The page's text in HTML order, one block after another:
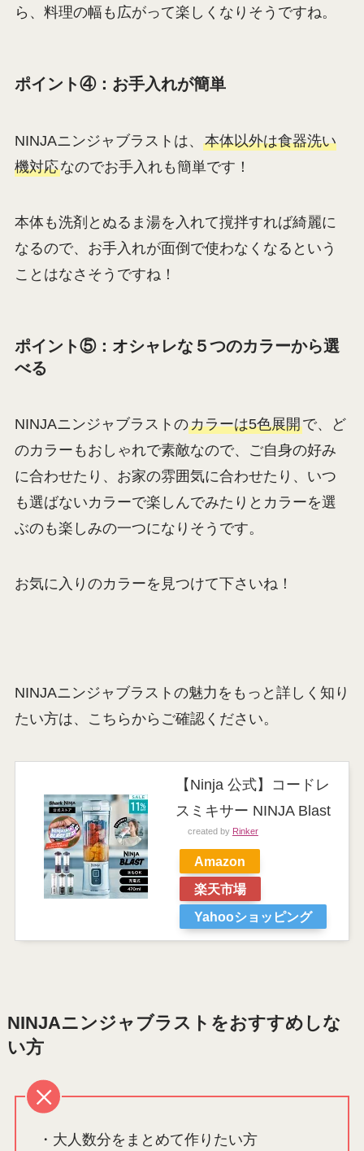
ら、料理の幅も広がって楽しくなりそうですね。
ポイント④：お手入れが簡単
NINJAニンジャブラストは、 本体以外は食器洗い
機対応なのでお手入れも簡単です！
本体も洗剤とぬるま湯を入れて撹拌すれば綺麗に
なるので、お手入れが面倒で使わなくなるという
ことはなさそうですね！
ポイント⑤：オシャレな５つのカラーから選
べる
NINJAニンジャブラストのカラーは5色展開で、ど
のカラーもおしゃれで素敵なので、ご自身の好み
に合わせたり、お家の雰囲気に合わせたり、いつ
も選ばないカラーで楽しんでみたりとカラーを選
ぶのも楽しみの一つになりそうです。
お気に入りのカラーを見つけて下さいね！
NINJAニンジャブラストの魅力をもっと詳しく知り
たい方は、こちらからご確認ください。
【Ninja 公式】コードレ
スミキサー NINJA Blast
created by Rinker
Amazon
楽天市場
Yahooショッピング
NINJAニンジャブラストをおすすめしな
い方
・大人数分をまとめて作りたい方